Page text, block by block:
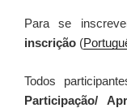
Para se
inscrição (
Todos
Participação/